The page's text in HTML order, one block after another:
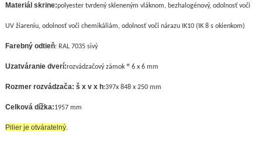
Materiál skrine:polyester tvrdený skleneným vláknom, bezhalogénový, odolnosť voči
UV žiareniu, odolnosť voči chemikáliám, odolnosť voči nárazu IK10 (IK 8 s okienkom)
Farebný odtieň: RAL 7035 sivý
Uzatváranie dverí:rozvádzačový zámok * 6 x 6 mm
Rozmer rozvádzača: š x v x h:397x 848 x 250 mm
Celková dížka:1957 mm
Pilier je otváratelný.